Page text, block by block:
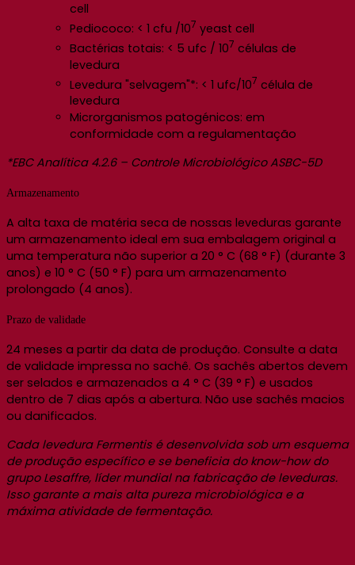
cell
Pediococo: < 1 cfu /107 yeast cell
Bactérias totais: < 5 ufc / 107 células de
levedura
Levedura "selvagem"*: < 1 ufc/107 célula de
levedura
Microrganismos patogénicos: em
conformidade com a regulamentação
*EBC Analítica 4.2.6 – Controle Microbiológico ASBC-5D
Armazenamento
A alta taxa de matéria seca de nossas leveduras garante
um armazenamento ideal em sua embalagem original a
uma temperatura não superior a 20 ° C (68 ° F) (durante 3
anos) e 10 ° C (50 ° F) para um armazenamento
prolongado (4 anos).
Prazo de validade
24 meses a partir da data de produção. Consulte a data
de validade impressa no sachê. Os sachês abertos devem
ser selados e armazenados a 4 ° C (39 ° F) e usados
dentro de 7 dias após a abertura. Não use sachês macios
ou danificados.
Cada levedura Fermentis é desenvolvida sob um esquema
de produção específico e se beneficia do know-how do
grupo Lesaffre, líder mundial na fabricação de leveduras.
Isso garante a mais alta pureza microbiológica e a
máxima atividade de fermentação.